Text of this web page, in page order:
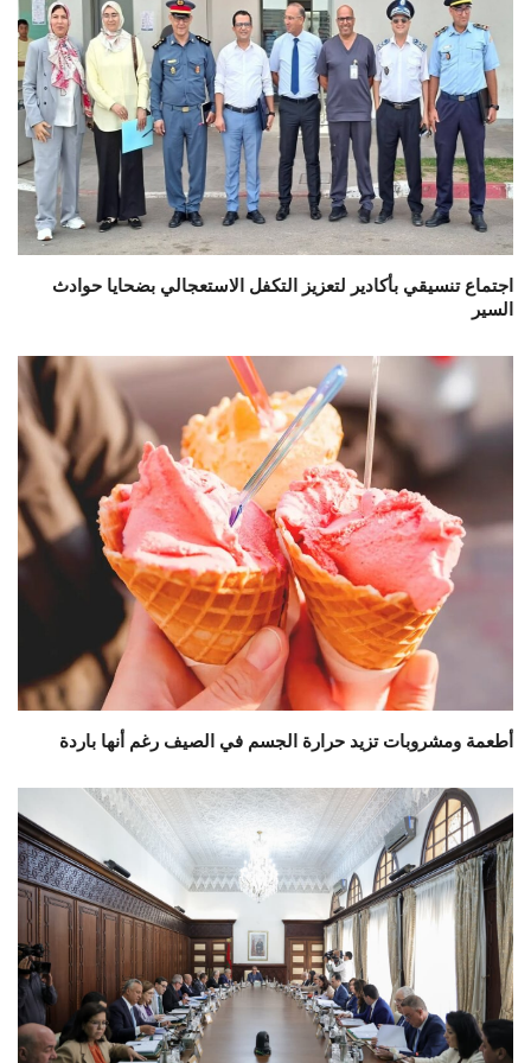
اجتماع تنسيقي بأكادير لتعزيز التكفل الاستعجالي بضحايا حوادث
السير
أطعمة ومشروبات تزيد حرارة الجسم في الصيف رغم أنها باردة